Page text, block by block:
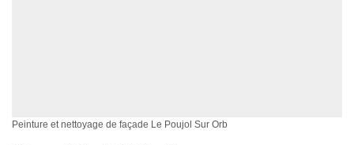
Peinture et nettoyage de façade Le Poujol Sur Orb